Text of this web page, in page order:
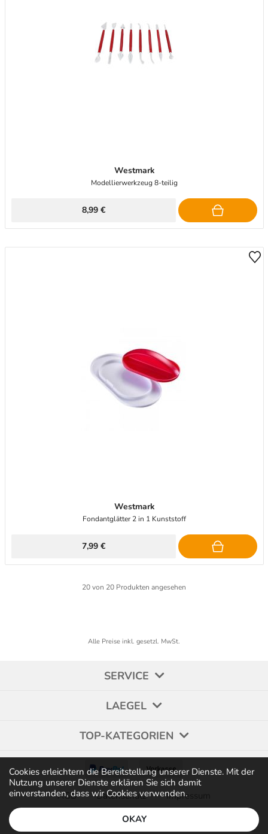
Cookies erleichtern die Bereitstellung unserer Dienste. Mit der
Nutzung unserer Dienste erklären Sie sich damit
einverstanden, dass wir Cookies verwenden.
OKAY
Westmark
Modellierwerkzeug 8-teilig
8,99 €
Westmark
Fondantglätter 2 in 1 Kunststoff
7,99 €
20von 20 Produkten angesehen
Alle Preise inkl. gesetzl. MwSt.
SERVICE
LAEGEL
TOP-KATEGORIEN
AGB Datenschutz Impressum